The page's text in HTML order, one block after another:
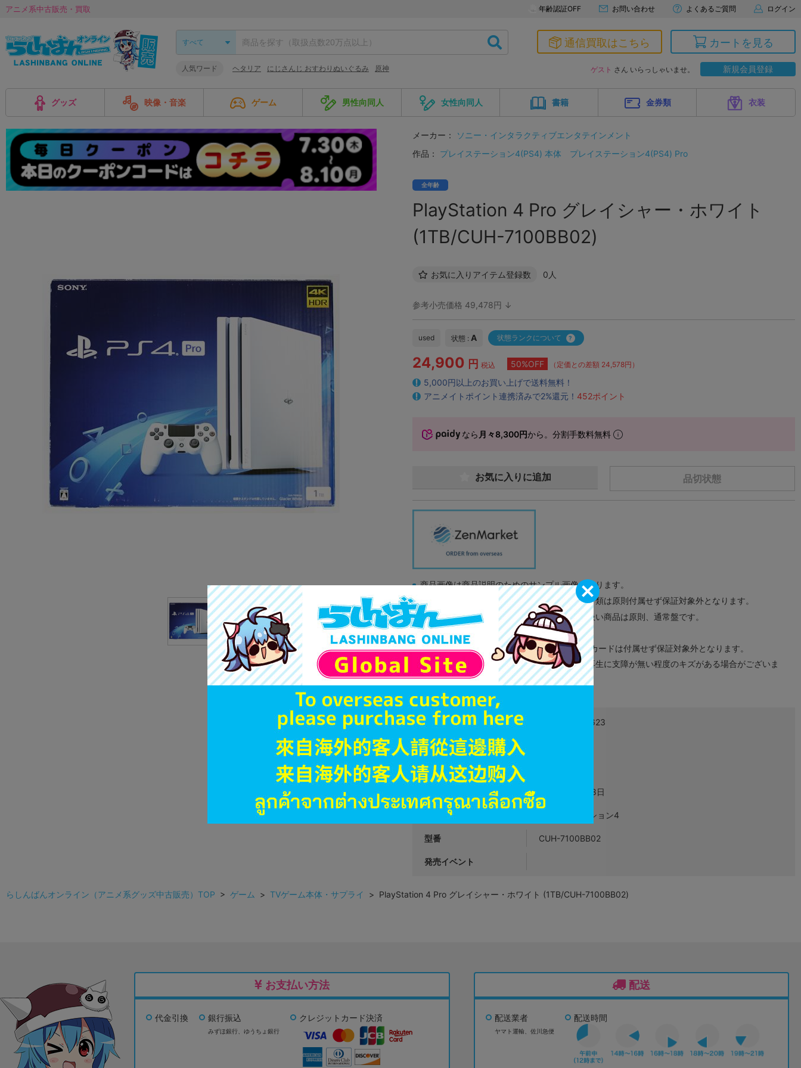
アニメ系中古販売・買取 年齢認証OFF お問い合わせ よくあるご質問 ログイン
人気ワード ヘタリア にじさんじ おすわりぬいぐるみ 原神
通信買取はこちら カートを見る
ゲスト さん いらっしゃいませ。 新規会員登録
グッズ 映像・音楽 ゲーム 男性向同人 女性向同人 書籍 金券類 衣装
メーカー：
ソニー・インタラクティブエンタテインメント
作品：
プレイステーション4(PS4) 本体 プレイステーション4(PS4) Pro
全年齢
PlayStation 4 Pro グレイシャー・ホワイト
(1TB/CUH-7100BB02)
お気に入りアイテム登録数 0人
参考小売価格 49,478円 ↓
used 状態 : A 状態ランクについて
24,900 円 税込 50%OFF （定価との差額 24,578円）
5,000円以上のお買い上げで送料無料！
アニメイトポイント連携済みで2%還元！ 452ポイント
なら 月々8,300円から。分割手数料無料
品切状態
お気に入りに追加
商品画像は商品説明のためのサンプル画像になります。
販促物、書籍の帯やぬいぐるみのタグ、コード類は原則付属せず保証対象外となります。
商品名や備考欄に特別な記載が無い限り取り扱い商品は原則、通常盤です。
「電池」は原則として保証対象外となります。
ゲーム機本体には、SDカードなどのメモリーカードは付属せず保証対象外となります。
ディスク類の読み取り面のキズに関しまして再生に支障が無い程度のキズがある場合がございま
す。
※詳細につきましてはコチラ
JANコード 4948872414623
商品番号
商品カテゴリ
2018年03月08日
ハード プレイステーション4
型番 CUH-7100BB02
発売イベント
らしんばんオンライン（アニメ系グッズ中古販売）TOP > ゲーム > TVゲーム本体・サプライ > PlayStation 4 Pro グレイシャー・ホワイト (1TB/CUH-7100BB02)
お支払い方法
代金引換 銀行振込
みずほ銀行、 ゆうちょ銀行
クレジットカード決済
配送
配送業者
ヤマト運輸、佐川急便
配送時間